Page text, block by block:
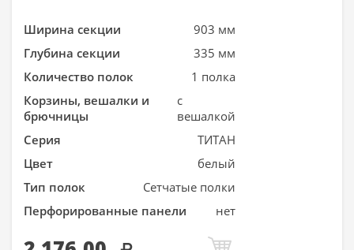
Ширина секции
903 мм
Глубина секции
335 мм
Количество полок
1 полка
Корзины, вешалки и
брючницы
с
вешалкой
Серия
ТИТАН
Цвет
белый
Тип полок
Сетчатые полки
Перфорированные панели
нет